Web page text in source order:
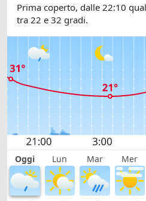
Prima coperto, dalle 22:10
tra 22 e 32 gradi.
Oggi Lun Mar Mer